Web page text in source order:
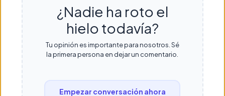
¿Nadie ha roto el
hielo todavía?
Tu opinión es importante para nosotros. Sé
la primera persona en dejar un comentario.
Empezar conversación ahora